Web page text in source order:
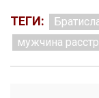
ТЕГИ:
мужчина